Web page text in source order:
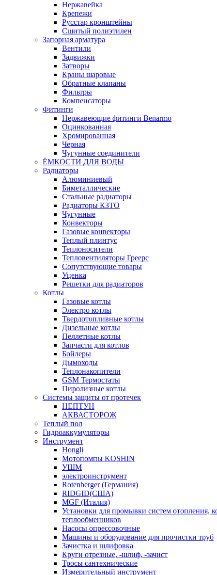
Нержавейка
Крепежи
Русстар кронштейны
Сшитый полиэтилен
Запорная арматура
Вентили
Задвижки
Затворы
Краны шаровые
Обратные клапаны
Фильтры
Компенсаторы
Фитинги
Нержавеющие фитинги Benarmo
Оцинкованная
Хромированная
Черная
Чугунные соединители
ЁМКОСТИ ДЛЯ ВОДЫ
Радиаторы
Алюминиевый
Биметаллические
Стальные радиаторы
Радиаторы КЗТО
Чугунные
Конвекторы
Газовые конвекторы
Теплый плинтус
Теплоносители
Тепловентиляторы Греерс
Сопутствующие товары
Уценка
Решетки для радиаторов
Котлы
Газовые котлы
Электро котлы
Твердотопливные котлы
Дизельные котлы
Пеллетные котлы
Запчасти для котлов
Бойлеры
Дымоходы
Теплонакопители
GSM Термостаты
Пиролизные котлы
Системы защиты от протечек
НЕПТУН
АКВАСТОРОЖ
Теплый пол
Гидроаккумуляторы
Инструмент
Hongli
Мотопомпы KOSHIN
УШМ
электроинструмент
Rotenberger (Германия)
RIDGID(США)
MGF (Италия)
Установки для промывки систем отопления,
теплообменников
Насосы опрессовочные
Машины и оборудование для прочистки труб
Зачистка и шлифовка
Круги отрезные, -шлиф, -зачист
Тросы сантехнические
Измерительный инструмент